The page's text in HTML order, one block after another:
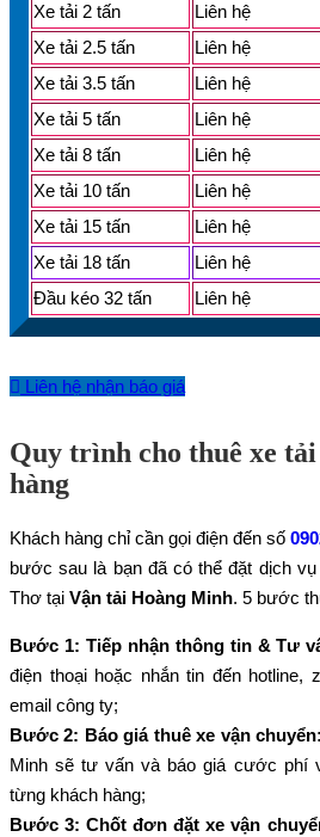
Xe tải 2 tấn
Liên hệ
Xe tải 2.5 tấn
Liên hệ
Xe tải 3.5 tấn
Liên hệ
Xe tải 5 tấn
Liên hệ
Xe tải 8 tấn
Liên hệ
Xe tải 10 tấn
Liên hệ
Xe tải 15 tấn
Liên hệ
Xe tải 18 tấn
Liên hệ
Đầu kéo 32 tấn
Liên hệ
Liên hệ nhận báo giá
Quy trình cho thuê xe
hàng
Khách hàng chỉ cần gọi điện đến số
bước sau là bạn đã có thể đặt dịch
Thơ tại Vận tải Hoàng Minh. 5 bước
Bước 1: Tiếp nhận thông tin & Tư
điện thoại hoặc nhắn tin đến hotline,
email công ty;
Bước 2: Báo giá thuê xe vận chuyển:
Minh sẽ tư vấn và báo giá cước phí
từng khách hàng;
Bước 3: Chốt đơn đặt xe vận